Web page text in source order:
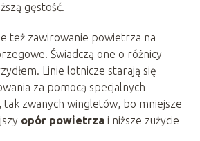
gęstość.
też zawirowanie powietrza na
Świadczą one o różnicy
Linie lotnicze starają się
za pomocą specjalnych
tak zwanych wingletów, bo mniejsze
opór powietrzai niższe zużycie